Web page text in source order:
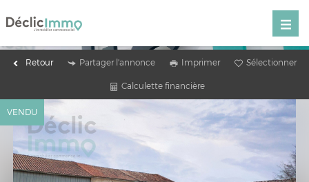
Retour Partager l'annonce Imprimer Sélectionner
Calculette financière
VENDU